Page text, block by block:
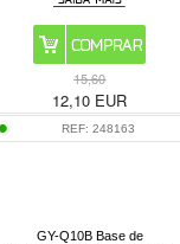
15,60
12,10 EUR
REF:248163
GY-Q10B Base de